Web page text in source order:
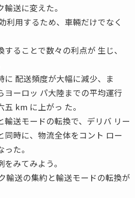
送に変えた。
利用するため、車輛だけでなく
ることで数々の利点が 生じ、
に 配送頻度が大幅に減少、ま
ヨーロッ パ大陸までの平均運行
km に上がっ た。
輸送モードの転換で、デリバ リー
同時に、物流全体をコント ロー
た。
みてみよう。
輸送の集約と輸送モードの転換が